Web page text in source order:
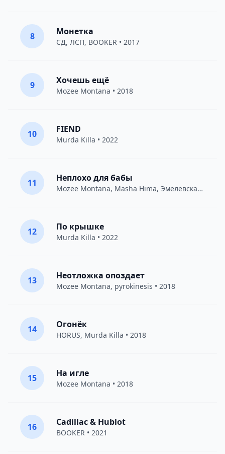
8 Монетка
СД, ЛСП, BOOKER • 2017
9 Хочешь ещё
Mozee Montana • 2018
10 FIEND
Murda Killa • 2022
11 Неплохо для бабы
Mozee Montana, Masha Hima, Эмелевская • 2017
12 По крышке
Murda Killa • 2022
13 Неотложка опоздает
Mozee Montana, pyrokinesis • 2018
14 Огонёк
HORUS, Murda Killa • 2018
15 На игле
Mozee Montana • 2018
16 Cadillac & Hublot
BOOKER • 2021